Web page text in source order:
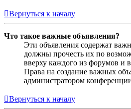
Вернуться к началу
Что такое важные объявления?
Эти объявления содержат
должны прочесть их по
вверху каждого из форумов и
Права на создание важных
администратором
Вернуться к началу